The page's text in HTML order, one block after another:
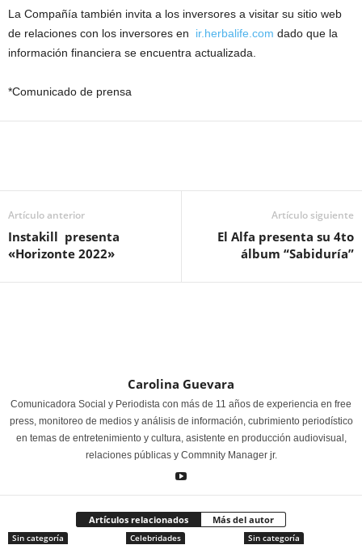
La Compañía también invita a los inversores a visitar su sitio web
de relaciones con los inversores en ir.herbalife.com dado que la
información financiera se encuentra actualizada.
*Comunicado de prensa
Artículo anterior
Instakill presenta
«Horizonte 2022»
Artículo siguiente
El Alfa presenta su 4to
álbum “Sabiduría”
Carolina Guevara
Comunicadora Social y Periodista con más de 11 años de experiencia en free
press, monitoreo de medios y análisis de información, cubrimiento periodístico
en temas de entretenimiento y cultura, asistente en producción audiovisual,
relaciones públicas y Commnity Manager jr.
Artículos relacionados Más del autor
Sin categoría Celebridades Sin categoría